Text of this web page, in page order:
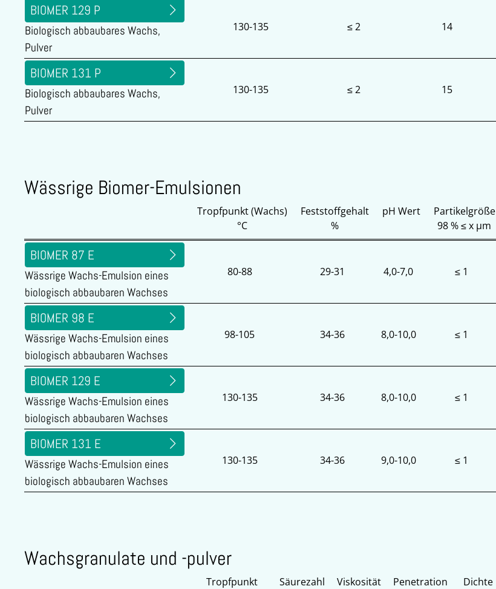
BIOMER 129 P
Biologisch abbaubares Wachs,
Pulver
130-135 ≤ 2 14
BIOMER 131 P
Biologisch abbaubares Wachs,
Pulver
130-135 ≤ 2 15
Wässrige Biomer-Emulsionen
Tropfpunkt (Wachs)
°C
Feststoffgehalt
%
pH Wert
Partikelgröße
98 % ≤ x µm
BIOMER 87 E
Wässrige Wachs-Emulsion eines
biologisch abbaubaren Wachses
80-88 29-31 4,0-7,0 ≤ 1
BIOMER 98 E
Wässrige Wachs-Emulsion eines
biologisch abbaubaren Wachses
98-105 34-36 8,0-10,0 ≤ 1
BIOMER 129 E
Wässrige Wachs-Emulsion eines
biologisch abbaubaren Wachses
130-135 34-36 8,0-10,0 ≤ 1
BIOMER 131 E
Wässrige Wachs-Emulsion eines
biologisch abbaubaren Wachses
130-135 34-36 9,0-10,0 ≤ 1
Wachsgranulate und -pulver
Tropfpunkt
Säurezahl
Viskosität
Penetration
Dichte